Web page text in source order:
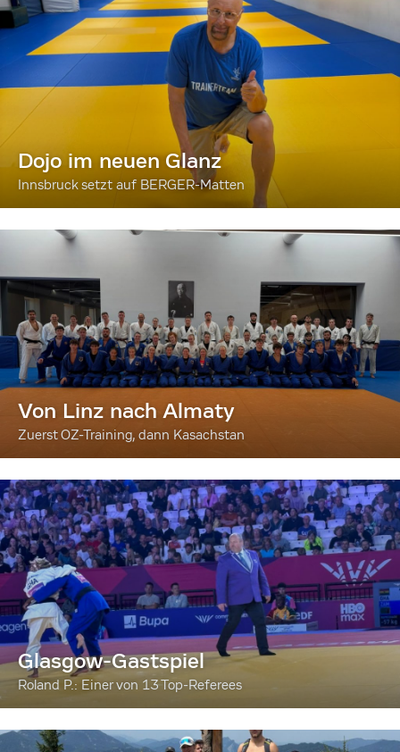
Dojo im neuen Glanz
Innsbruck setzt auf BERGER-Matten
Von Linz nach Almaty
Zuerst OZ-Training, dann Kasachstan
Glasgow-Gastspiel
Roland P.: Einer von 13 Top-Referees